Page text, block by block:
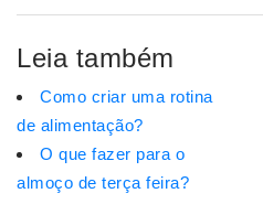
Leia também
Como criar uma rotina
de alimentação?
O que fazer para o
almoço de terça feira?